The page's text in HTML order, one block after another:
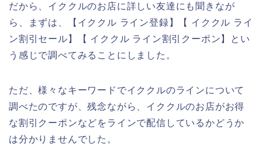
だから、イククルのお店に詳しい友達にも聞きなが
ら、まずは、【イククル ライン登録】【 イククル ライ
ン割引セール】【 イククル ライン割引クーポン】とい
う感じで調べてみることにしました。
ただ、様々なキーワードでイククルのラインについて
調べたのですが、残念ながら、イククルのお店がお得
な割引クーポンなどをラインで配信しているかどうか
は分かりませんでした。